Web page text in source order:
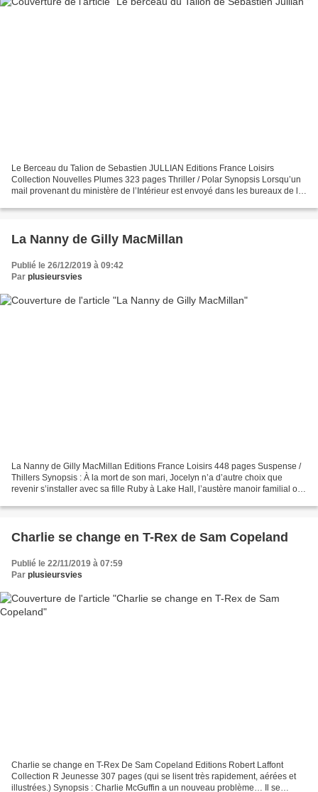
Le Berceau du Talion de Sebastien JULLIAN Editions France Loisirs
Collection Nouvelles Plumes 323 pages Thriller / Polar Synopsis Lorsqu’un
mail provenant du ministère de l’Intérieur est envoyé dans les bureaux de la
La Nanny de Gilly MacMillan
Publié le 26/12/2019 à 09:42
Par plusieursvies
La Nanny de Gilly MacMillan Editions France Loisirs 448 pages Suspense /
Thillers Synopsis : À la mort de son mari, Jocelyn n’a d’autre choix que
revenir s’installer avec sa fille Ruby à Lake Hall, l’austère manoir familial où
Charlie se change en T-Rex de Sam Copeland
Publié le 22/11/2019 à 07:59
Par plusieursvies
Charlie se change en T-Rex De Sam Copeland Editions Robert Laffont
Collection R Jeunesse 307 pages (qui se lisent très rapidement, aérées et
illustrées.) Synopsis : Charlie McGuffin a un nouveau problème… Il se